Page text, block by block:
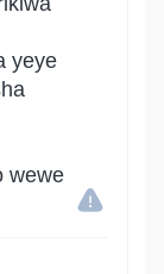
yeye
wewe